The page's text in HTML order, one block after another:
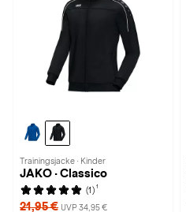
Trainingsjacke · Kinder
JAKO · Classico
(1) 1
21,95 € UVP 34,95 €